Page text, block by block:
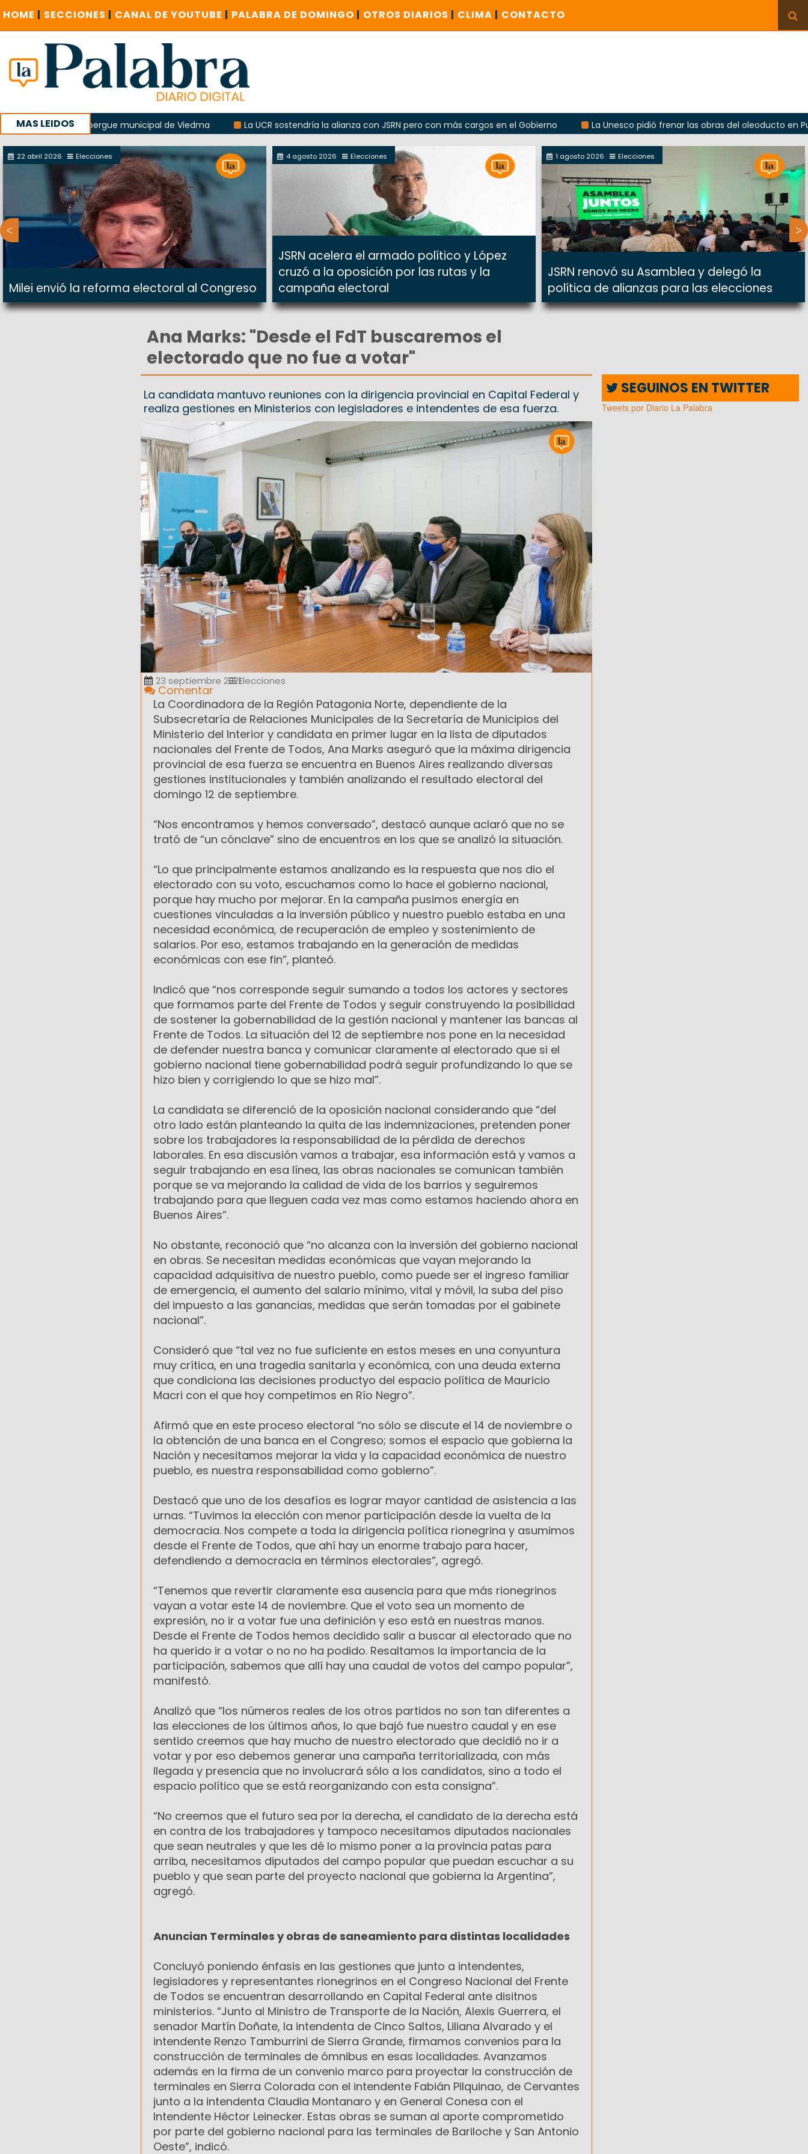
HOME | SECCIONES | CANAL DE YOUTUBE | PALABRA DE DOMINGO | OTROS DIARIOS | CLIMA | CONTACTO
MAS LEIDOS
del albergue municipal de Viedma La UCR sostendría la alianza con JSRN pero con más cargos en el Gobierno
La Unesco pidió frenar las obras del oleoducto en Punta
del Correo Argentino en Sierra Grande
22 abril 2026 Elecciones
Milei envió la reforma electoral al Congreso
4 agosto 2026 Elecciones
JSRN acelera el armado político y López
cruzó a la oposición por las rutas y la
campaña electoral
1 agosto 2026 Elecciones
JSRN renovó su Asamblea y delegó la
política de alianzas para las elecciones
Ana Marks: "Desde el FdT buscaremos el
electorado que no fue a votar"
La candidata mantuvo reuniones con la dirigencia provincial en Capital Federal y
realiza gestiones en Ministerios con legisladores e intendentes de esa fuerza.
23 septiembre 2021Elecciones
Comentar
La Coordinadora de la Región Patagonia Norte, dependiente de la
Subsecretaría de Relaciones Municipales de la Secretaría de Municipios del
Ministerio del Interior y candidata en primer lugar en la lista de diputados
nacionales del Frente de Todos, Ana Marks aseguró que la máxima dirigencia
provincial de esa fuerza se encuentra en Buenos Aires realizando diversas
gestiones institucionales y también analizando el resultado electoral del
domingo 12 de septiembre.
“Nos encontramos y hemos conversado”, destacó aunque aclaró que no se
trató de “un cónclave” sino de encuentros en los que se analizó la situación.
“Lo que principalmente estamos analizando es la respuesta que nos dio el
electorado con su voto, escuchamos como lo hace el gobierno nacional,
porque hay mucho por mejorar. En la campaña pusimos energía en
cuestiones vinculadas a la inversión público y nuestro pueblo estaba en una
necesidad económica, de recuperación de empleo y sostenimiento de
salarios. Por eso, estamos trabajando en la generación de medidas
económicas con ese fin”, planteó.
Indicó que “nos corresponde seguir sumando a todos los actores y sectores
que formamos parte del Frente de Todos y seguir construyendo la posibilidad
de sostener la gobernabilidad de la gestión nacional y mantener las bancas al
Frente de Todos. La situación del 12 de septiembre nos pone en la necesidad
de defender nuestra banca y comunicar claramente al electorado que si el
gobierno nacional tiene gobernabilidad podrá seguir profundizando lo que se
hizo bien y corrigiendo lo que se hizo mal”.
La candidata se diferenció de la oposición nacional considerando que “del
otro lado están planteando la quita de las indemnizaciones, pretenden poner
sobre los trabajadores la responsabilidad de la pérdida de derechos
laborales. En esa discusión vamos a trabajar, esa información está y vamos a
seguir trabajando en esa línea, las obras nacionales se comunican también
porque se va mejorando la calidad de vida de los barrios y seguiremos
trabajando para que lleguen cada vez mas como estamos haciendo ahora en
Buenos Aires”.
No obstante, reconoció que “no alcanza con la inversión del gobierno nacional
en obras. Se necesitan medidas económicas que vayan mejorando la
capacidad adquisitiva de nuestro pueblo, como puede ser el ingreso familiar
de emergencia, el aumento del salario mínimo, vital y móvil, la suba del piso
del impuesto a las ganancias, medidas que serán tomadas por el gabinete
nacional”.
Consideró que “tal vez no fue suficiente en estos meses en una conyuntura
muy crítica, en una tragedia sanitaria y económica, con una deuda externa
que condiciona las decisiones productyo del espacio política de Mauricio
Macri con el que hoy competimos en Río Negro”.
Afirmó que en este proceso electoral “no sólo se discute el 14 de noviembre o
la obtención de una banca en el Congreso; somos el espacio que gobierna la
Nación y necesitamos mejorar la vida y la capacidad económica de nuestro
pueblo, es nuestra responsabilidad como gobierno”.
Destacó que uno de los desafíos es lograr mayor cantidad de asistencia a las
urnas. “Tuvimos la elección con menor participación desde la vuelta de la
democracia. Nos compete a toda la dirigencia política rionegrina y asumimos
desde el Frente de Todos, que ahí hay un enorme trabajo para hacer,
defendiendo a democracia en términos electorales”, agregó.
“Tenemos que revertir claramente esa ausencia para que más rionegrinos
vayan a votar este 14 de noviembre. Que el voto sea un momento de
expresión, no ir a votar fue una definición y eso está en nuestras manos.
Desde el Frente de Todos hemos decidido salir a buscar al electorado que no
ha querido ir a votar o no no ha podido. Resaltamos la importancia de la
participación, sabemos que allí hay una caudal de votos del campo popular”,
manifestó.
Analizó que “los números reales de los otros partidos no son tan diferentes a
las elecciones de los últimos años, lo que bajó fue nuestro caudal y en ese
sentido creemos que hay mucho de nuestro electorado que decidió no ir a
votar y por eso debemos generar una campaña territorializada, con más
llegada y presencia que no involucrará sólo a los candidatos, sino a todo el
espacio político que se está reorganizando con esta consigna”.
“No creemos que el futuro sea por la derecha, el candidato de la derecha está
en contra de los trabajadores y tampoco necesitamos diputados nacionales
que sean neutrales y que les dé lo mismo poner a la provincia patas para
arriba, necesitamos diputados del campo popular que puedan escuchar a su
pueblo y que sean parte del proyecto nacional que gobierna la Argentina”,
agregó.
Anuncian Terminales y obras de saneamiento para distintas localidades
Concluyó poniendo énfasis en las gestiones que junto a intendentes,
legisladores y representantes rionegrinos en el Congreso Nacional del Frente
de Todos se encuentran desarrollando en Capital Federal ante disitnos
ministerios. “Junto al Ministro de Transporte de la Nación, Alexis Guerrera, el
senador Martín Doñate, la intendenta de Cinco Saltos, Liliana Alvarado y el
intendente Renzo Tamburrini de Sierra Grande, firmamos convenios para la
construcción de terminales de ómnibus en esas localidades. Avanzamos
además en la firma de un convenio marco para proyectar la construcción de
terminales en Sierra Colorada con el intendente Fabián Pilquinao, de Cervantes
junto a la intendenta Claudia Montanaro y en General Conesa con el
Intendente Héctor Leinecker. Estas obras se suman al aporte comprometido
por parte del gobierno nacional para las terminales de Bariloche y San Antonio
Oeste”, indicó.
SEGUINOS EN TWITTER
Tweets por Diario La Palabra